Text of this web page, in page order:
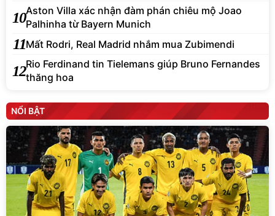
10Aston Villa xác nhận đàm phán chiêu mộ Joao
Palhinha từ Bayern Munich
11Mất Rodri, Real Madrid nhắm mua Zubimendi
12Rio Ferdinand tin Tielemans giúp Bruno Fernandes
thăng hoa
NỔI BẬT